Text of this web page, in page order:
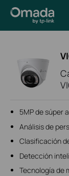
5MP de súper
Análisis de
Clasificación
Detección
Tecnología de